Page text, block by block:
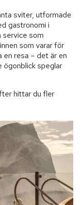
sviter, utformade
gastronomi i
service som
som varar för
en resa – det är en
ögonblick speglar
hittar du fler